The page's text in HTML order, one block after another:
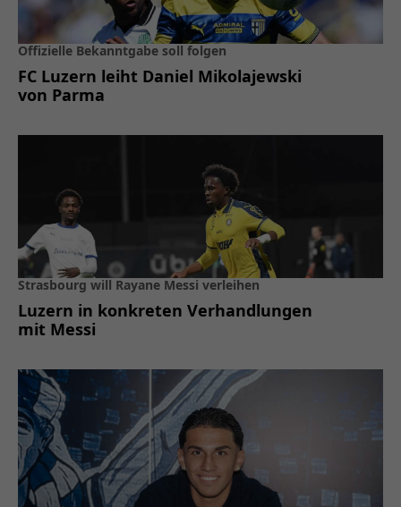
Offizielle Bekanntgabe soll folgen
FC Luzern leiht Daniel Mikolajewski
von Parma
Strasbourg will Rayane Messi verleihen
Luzern in konkreten Verhandlungen
mit Messi